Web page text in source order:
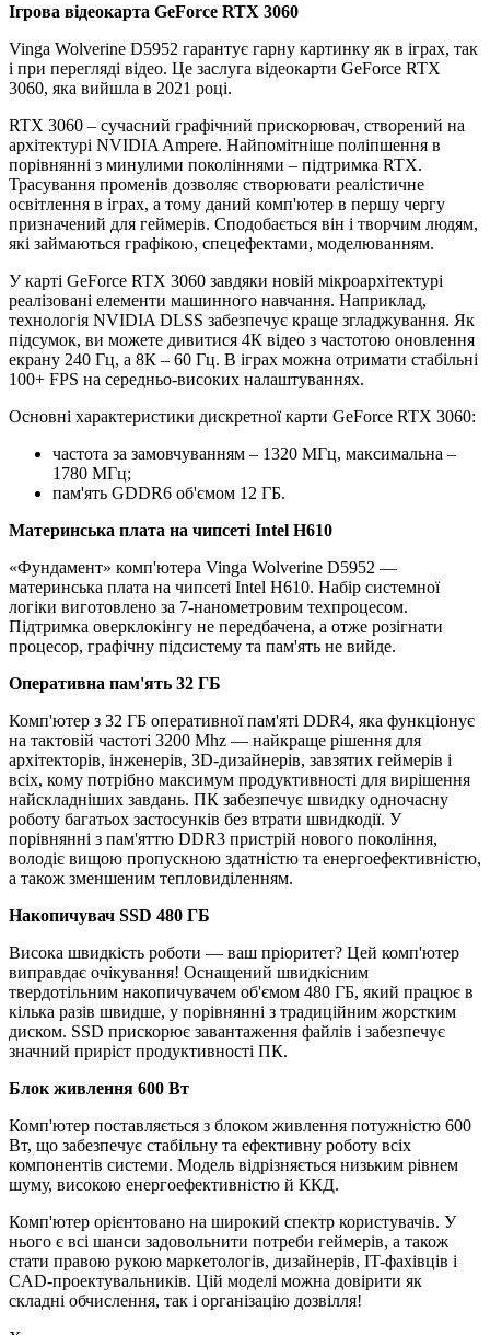
Ігрова відеокарта GeForce RTX 3060
Vinga Wolverine D5952 гарантує гарну картинку як в іграх, так
і при перегляді відео. Це заслуга відеокарти GeForce RTX
3060, яка вийшла в 2021 році.
RTX 3060 – сучасний графічний прискорювач, створений на
архітектурі NVIDIA Ampere. Найпомітніше поліпшення в
порівнянні з минулими поколіннями – підтримка RTX.
Трасування променів дозволяє створювати реалістичне
освітлення в іграх, а тому даний комп'ютер в першу чергу
призначений для геймерів. Сподобається він і творчим людям,
які займаються графікою, спецефектами, моделюванням.
У карті GeForce RTX 3060 завдяки новій мікроархітектурі
реалізовані елементи машинного навчання. Наприклад,
технологія NVIDIA DLSS забезпечує краще згладжування. Як
підсумок, ви можете дивитися 4К відео з частотою оновлення
екрану 240 Гц, а 8К – 60 Гц. В іграх можна отримати стабільні
100+ FPS на середньо-високих налаштуваннях.
Основні характеристики дискретної карти GeForce RTX 3060:
частота за замовчуванням – 1320 МГц, максимальна –
1780 МГц;
пам'ять GDDR6 об'ємом 12 ГБ.
Материнська плата на чипсеті Intel H610
«Фундамент» комп'ютера Vinga Wolverine D5952 —
материнська плата на чипсеті Intel H610. Набір системної
логіки виготовлено за 7-нанометровим техпроцесом.
Підтримка оверклокінгу не передбачена, а отже розігнати
процесор, графічну підсистему та пам'ять не вийде.
Оперативна пам'ять 32 ГБ
Комп'ютер з 32 ГБ оперативної пам'яті DDR4, яка функціонує
на тактовій частоті 3200 Mhz — найкраще рішення для
архітекторів, інженерів, 3D-дизайнерів, завзятих геймерів і
всіх, кому потрібно максимум продуктивності для вирішення
найскладніших завдань. ПК забезпечує швидку одночасну
роботу багатьох застосунків без втрати швидкодії. У
порівнянні з пам'яттю DDR3 пристрій нового покоління,
володіє вищою пропускною здатністю та енергоефективністю,
а також зменшеним тепловиділенням.
Накопичувач SSD 480 ГБ
Висока швидкість роботи — ваш пріоритет? Цей комп'ютер
виправдає очікування! Оснащений швидкісним
твердотільним накопичувачем об'ємом 480 ГБ, який працює в
кілька разів швидше, у порівнянні з традиційним жорстким
диском. SSD прискорює завантаження файлів і забезпечує
значний приріст продуктивності ПК.
Блок живлення 600 Вт
Комп'ютер поставляється з блоком живлення потужністю 600
Вт, що забезпечує стабільну та ефективну роботу всіх
компонентів системи. Модель відрізняється низьким рівнем
шуму, високою енергоефективністю й ККД.
Комп'ютер орієнтовано на широкий спектр користувачів. У
нього є всі шанси задовольнити потреби геймерів, а також
стати правою рукою маркетологів, дизайнерів, IT-фахівців і
CAD-проектувальників. Цій моделі можна довірити як
складні обчислення, так і організацію дозвілля!